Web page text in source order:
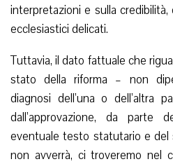
interpretazioni e sulla
ecclesiastici delicati.
Tuttavia, il dato fattuale che
stato della riforma – non
diagnosi dell’una o dell’altra
dall’approvazione, da parte
eventuale testo statutario e del
non avverrà, ci troveremo nel